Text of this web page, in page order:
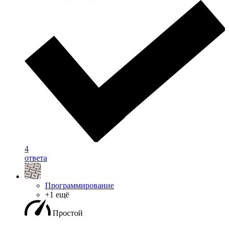
4
ответа
Программирование
+1 ещё
Простой